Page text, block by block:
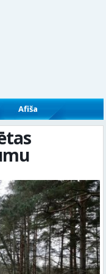
Afiša